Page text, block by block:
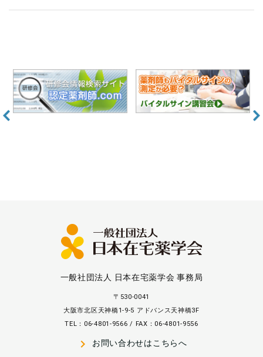
一般社団法人 日本在宅薬学会 事務局
〒530-0041
大阪市北区天神橋1-9-5 アドバンス天神橋3F
TEL：06-4801-9566 / FAX：06-4801-9556
navigate_next お問い合わせはこちらへ